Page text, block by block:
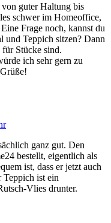
guter Haltung bis
schwer im Homeoffice,
Frage noch, kannst du
und Teppich sitzen? Dann
für Stücke sind.
ich sehr gern zu
ganz gut. Den
bestellt, eigentlich als
ist, dass er jetzt auch
Teppich ist ein
Vlies drunter.